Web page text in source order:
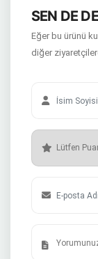
SEN DE
Eğer bu ürünü
diğer